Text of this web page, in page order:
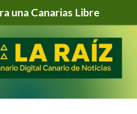
una Canarias Libre